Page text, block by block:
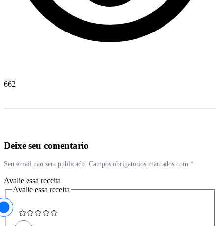
662
Deixe seu comentario
Seu email nao sera publicado. Campos obrigatorios marcados com *
Avalie essa receita
Avalie essa receita